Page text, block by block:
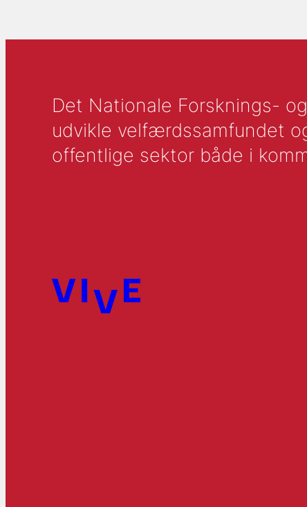
Det Nationale Forsknings-
udvikle velfærdssamfundet
offentlige sektor både i